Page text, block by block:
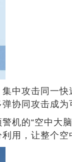
中攻击同一
协同攻击成
机的“空中大
用，让整个